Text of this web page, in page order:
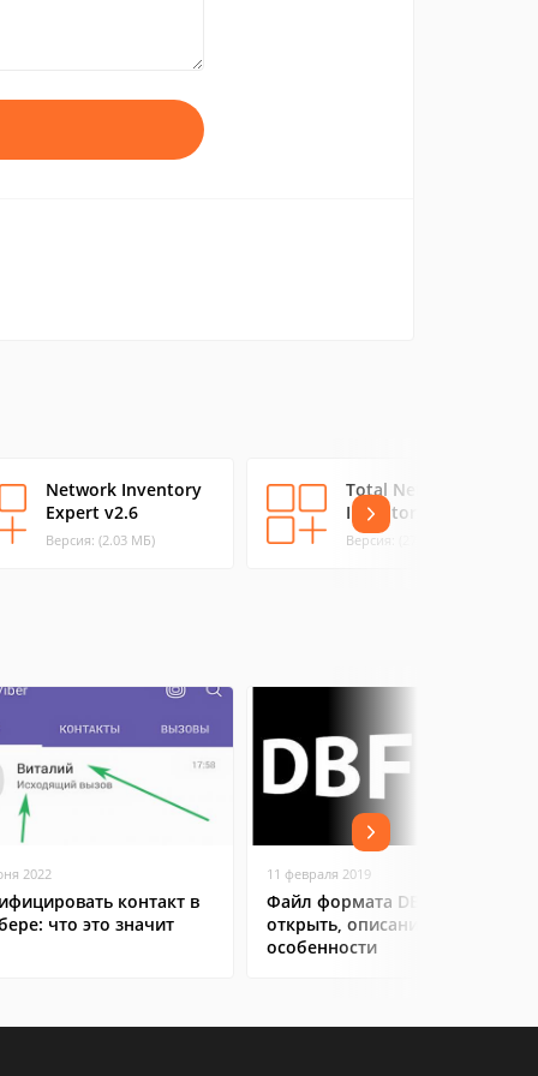
Network Inventory
Expert v2.6
Версия: (2.03 МБ)
Total Network
Inventory 1.6.0
Версия: (27.57 МБ)
2022
контакт в
что это значит
11 февраля 2019
Файл формата DBF: чем
открыть, описание,
особенности